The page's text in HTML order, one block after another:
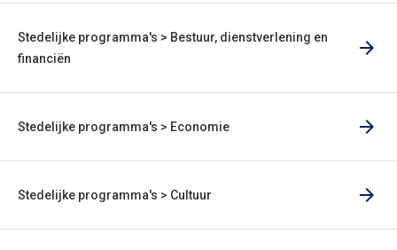
Stedelijke programma's > Bestuur, dienstverlening en
financiën
Stedelijke programma's > Economie
Stedelijke programma's > Cultuur